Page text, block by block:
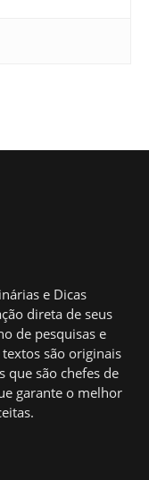
e Dicas
direta de seus
de pesquisas e
são originais
que são chefes de
garante o melhor